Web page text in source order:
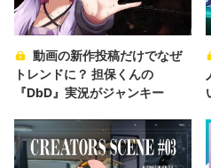
動画の新作投稿だけでなぜ
トレンドに？ 担保くんの
『DbD』実況がジャンキー